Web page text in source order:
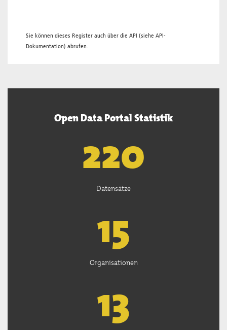
Sie können dieses Register auch über die API (siehe API-
Dokumentation) abrufen.
Open Data Portal Statistik
221
Datensätze
15
Organisationen
13